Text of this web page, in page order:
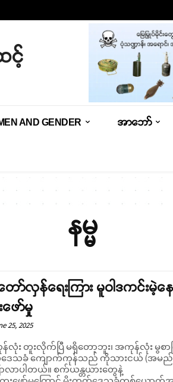
င့်
AND GENDER အာဘော်
နမ္မ
ာ်လှန်ရေးကြား မူဝါဒကင်းမဲ့
ော်မှု
25, 2025
လုံး တူးလိုက်ပြီ မရှိတော့ဘူး၊ အကုန်လုံး မွစာ
ဒေသခံ ကျောက်ကုန်သည် ကိုသားငယ် (အမ
။ စက်ယန္တယားတွေနဲ့